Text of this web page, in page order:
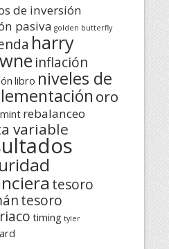
de inversión
pasiva golden butterfly
harry
inflación
libro niveles de
oro
rebalanceo
variable
tesoro
tesoro
timing tyler